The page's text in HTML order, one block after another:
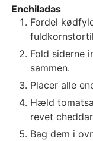
Enchiladas
Fordel
Fold siderne
sammen.
Placer alle
Hæld
revet
Bag dem i